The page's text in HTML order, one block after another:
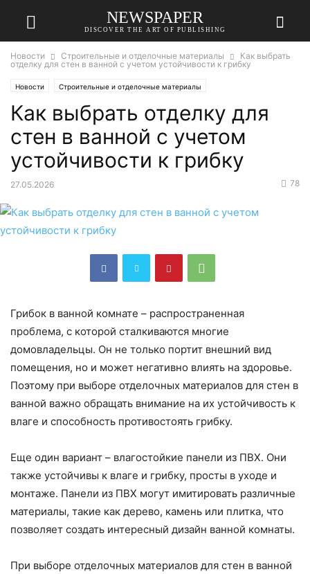
NEWSPAPER
DISCOVER THE ART OF PUBLISHING
Новости Строительные и отделочные материалы
Как выбрать
отделку для стен в ванной с учетом устойчивости к грибку
Новости Строительные и отделочные материалы
Как выбрать отделку для
стен в ванной с учетом
устойчивости к грибку
27.05.2026 78
Грибок в ванной комнате – распространенная
проблема, с которой сталкиваются многие
домовладельцы. Он не только портит внешний вид
помещения, но и может негативно влиять на здоровье.
Поэтому при выборе отделочных материалов для стен в
ванной важно обращать внимание на их устойчивость к
влаге и способность противостоять грибку.
Еще один вариант – влагостойкие панели из ПВХ. Они
также устойчивы к влаге и грибку, просты в уходе и
монтаже. Панели из ПВХ могут имитировать различные
материалы, такие как дерево, камень или плитка, что
позволяет создать интересный дизайн ванной комнаты.
При выборе отделочных материалов для стен в ванной